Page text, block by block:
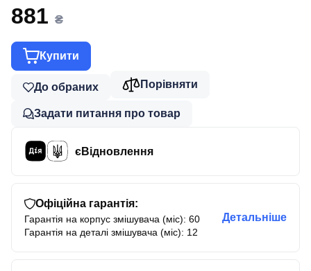
881 ₴
Купити
До обраних Порівняти
Задати питання про товар
єВідновлення
Офіційна гарантія:
Гарантія на корпус змішувача (міс): 60
Гарантія на деталі змішувача (міс): 12
Детальніше